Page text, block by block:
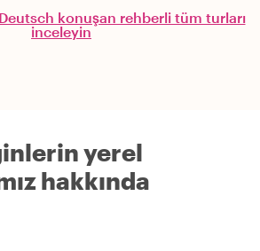
konuşan rehberli tüm turları
inceleyin
yerel
hakkında